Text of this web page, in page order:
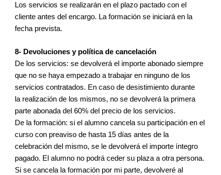
Los servicios se realizarán en el plazo pactado con el
cliente antes del encargo. La formación se iniciará en la
fecha prevista.
8- Devoluciones y política de cancelación
De los servicios: se devolverá el importe abonado siempre
que no se haya empezado a trabajar en ninguno de los
servicios contratados. En caso de desistimiento durante
la realización de los mismos, no se devolverá la primera
parte abonada del 60% del precio de los servicios.
De la formación: si el alumno cancela su participación en el
curso con preaviso de hasta 15 días antes de la
celebración del mismo, se le devolverá el importe íntegro
pagado. El alumno no podrá ceder su plaza a otra persona.
Si se cancela la formación por mi parte, devolveré al